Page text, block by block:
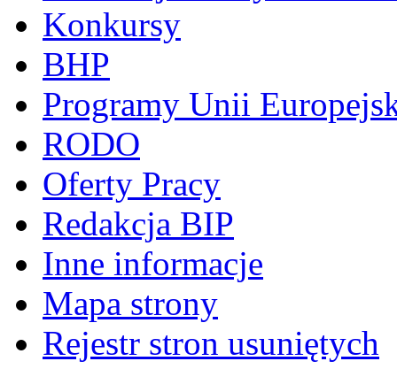
Konkursy
BHP
Programy Unii
RODO
Oferty Pracy
Redakcja BIP
Inne informacje
Mapa strony
Rejestr stron usuniętych